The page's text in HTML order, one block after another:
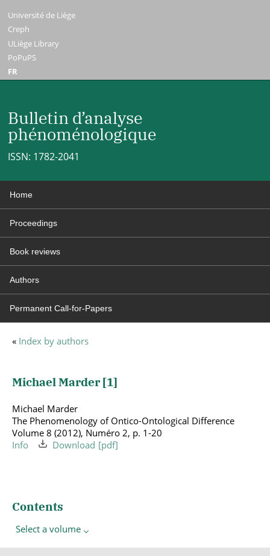
Université de Liège
Creph
ULiège Library
PoPuPS
FR
Bulletin d’analyse
phénoménologique
ISSN: 1782-2041
Home
Proceedings
Book reviews
Authors
Permanent Call-for-Papers
« Index by authors
Michael Marder [1]
Michael Marder
The Phenomenology of Ontico-Ontological Difference
Volume 8 (2012), Numéro 2, p. 1-20
Info
Download
Contents
Select a volume